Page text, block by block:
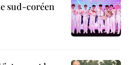
sud-coréen